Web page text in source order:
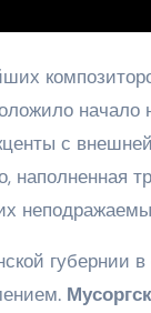
начало
с
наполненная
губернии